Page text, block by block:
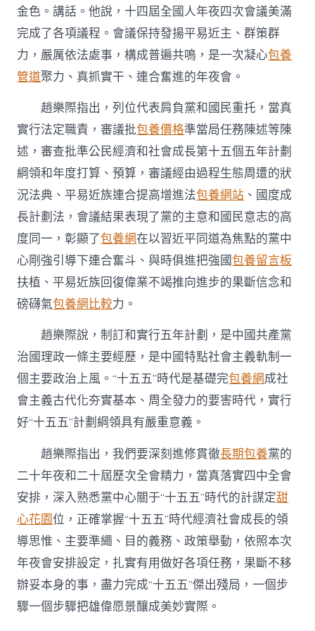
金色。講話。他說，十四屆全國人年夜四次會議美滿
完成了各項議程。會議保持發揚平易近主、群策群
力，嚴厲依法處事，構成普遍共鳴，是一次凝心包養
管道聚力、真抓實干、連合奮進的年夜會。
趙樂際指出，列位代表肩負黨和國民重托，當真
實行法定職責，審議批包養價格準當局任務陳述等陳
述，審查批準公民經濟和社會成長第十五個五年計劃
綱領和年度打算、預算，審議經由過程生態周遭的狀
況法典、平易近族連合提高增進法包養網站 、國度成
長計劃法，會議結果表現了黨的主意和國民意志的高
度同一，彰顯了包養網在以習近平同道為焦點的黨中
心剛強引導下連合奮斗、與時俱進把強國包養留言板
扶植、平易近族回復偉業不竭推向進步的果斷信念和
磅礴氣包養網比較力。
趙樂際說，制訂和實行五年計劃，是中國共產黨
治國理政一條主要經歷，是中國特點社會主義軌制一
個主要政治上風。“十五五”時代是基礎完包養網成社
會主義古代化夯實基本、周全發力的要害時代，實行
好“十五五”計劃綱領具有嚴重意義。
趙樂際指出，我們要深刻進修貫徹長期包養黨的
二十年夜和二十屆歷次全會精力，當真落實四中全會
安排，深入熟悉黨中心關于“十五五”時代的計謀定甜
心花園位，正確掌握“十五五”時代經濟社會成長的領
導思惟、主要準繩、目的義務、政策舉動，依照本次
年夜會安排設定，扎實有用做好各項任務，果斷不移
辦妥本身的事，盡力完成“十五五”傑出殘局，一個步
驟一個步驟把雄偉愿景釀成美妙實際。